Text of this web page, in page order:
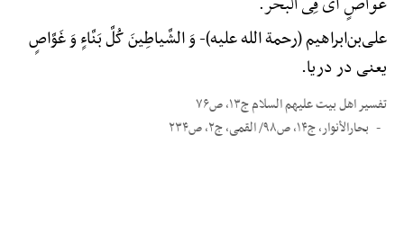
علی‌بن‌ابراهیم (رحمة الله علیه)-وَ الشَّیاطِینَ کُلَّ بَنَّاءٍ وَ غَوَّاصٍ
یعنی در دریا.
تفسیر اهل بیت علیهم السلام ج۱۳، ص۷۶
بحارالأنوار، ج۱۴، ص۹۸/ القمی، ج۲، ص۲۳۴